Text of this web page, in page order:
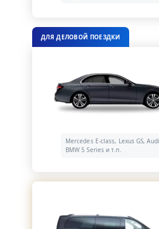
ДЛЯ ДЕЛОВОЙ ПОЕЗДКИ
Mercedes E-class, Lexus GS,
BMW 5 Series и т.п.